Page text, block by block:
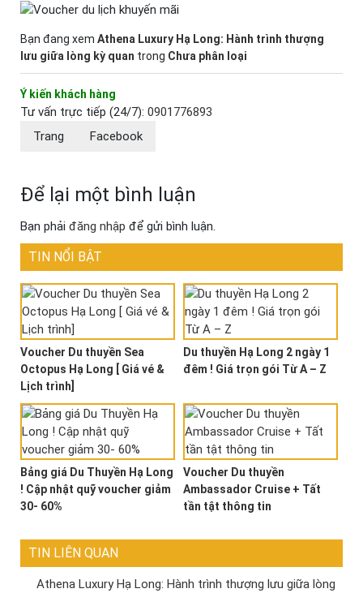
Bạn đang xem Athena Luxury Hạ Long: Hành trình thượng
lưu giữa lòng kỳ quan trong Chưa phân loại
Ý kiến khách hàng
Tư vấn trực tiếp (24/7): 0901776893
Trang
Facebook
Để lại một bình luận
Bạn phải đăng nhập để gửi bình luận.
TIN NỔI BẬT
Voucher Du thuyền Sea
Octopus Hạ Long [ Giá vé &
Lịch trình]
Du thuyền Hạ Long 2 ngày 1
đêm ! Giá trọn gói Từ A – Z
Bảng giá Du Thuyền Hạ Long
! Cập nhật quỹ voucher giảm
30- 60%
Voucher Du thuyền
Ambassador Cruise + Tất
tần tật thông tin
TIN LIÊN QUAN
Athena Luxury Hạ Long: Hành trình thượng lưu giữa lòng